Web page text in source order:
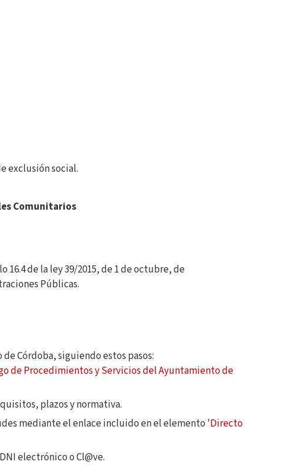
exclusión social.
Comunitarios
de la ley 39/2015, de 1 de octubre, de
Públicas.
Córdoba, siguiendo estos pasos:
de Procedimientos y Servicios del Ayuntamiento de
plazos y normativa.
mediante el enlace incluido en el elemento 'Directo
electrónico o Cl@ve.